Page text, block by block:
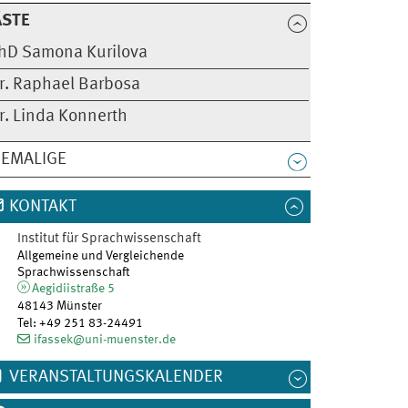
Samona Kurilova
Raphael Barbosa
Linda Konnerth
KONTAKT
Institut für Sprachwissenschaft
Allgemeine und Vergleichende
Sprachwissenschaft
Aegidiistraße 5
48143 Münster
Tel:+49 251 83-24491
ifassek@uni-muenster.de
VERANSTALTUNGSKALENDER